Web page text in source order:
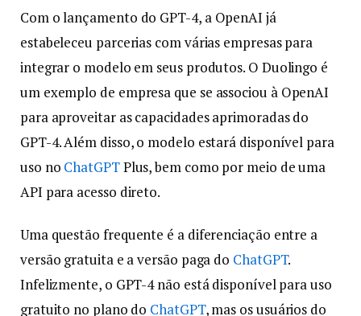
Com o lançamento do GPT-4, a OpenAI já
estabeleceu parcerias com várias empresas para
integrar o modelo em seus produtos. O Duolingo é
um exemplo de empresa que se associou à OpenAI
para aproveitar as capacidades aprimoradas do
GPT-4. Além disso, o modelo estará disponível para
uso no ChatGPTPlus, bem como por meio de uma
API para acesso direto.
Uma questão frequente é a diferenciação entre a
versão gratuita e a versão paga do ChatGPT.
Infelizmente, o GPT-4 não está disponível para uso
gratuito no plano do ChatGPT, mas os usuários do